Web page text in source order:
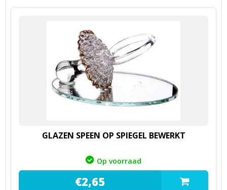
GLAZEN SPEEN OP SPIEGEL BEWERKT
Op voorraad
€2,65